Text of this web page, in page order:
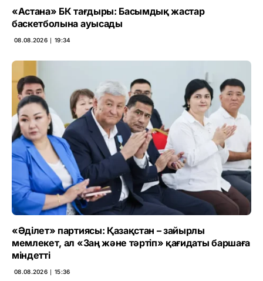
«Астана» БК тағдыры: Басымдық жастар
баскетболына ауысады
08.08.2026 ∣ 19:34
«Әділет» партиясы: Қазақстан – зайырлы
мемлекет, ал «Заң және тәртіп» қағидаты баршаға
міндетті
08.08.2026 ∣ 15:36